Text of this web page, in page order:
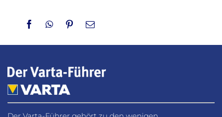
FacebookWhatsApp
PinterestEmail